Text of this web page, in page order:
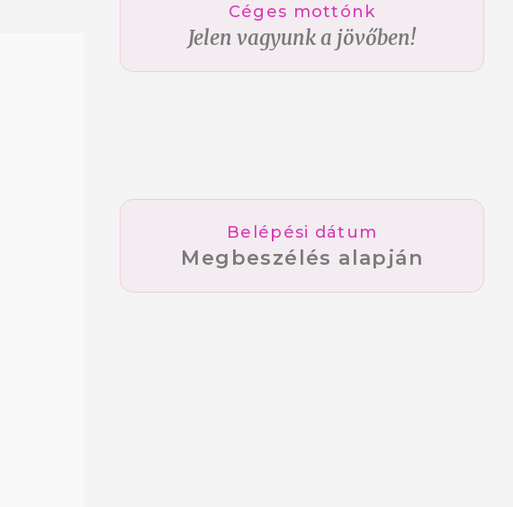
Céges mottónk
Jelen vagyunk a jövőben!
Belépési dátum
Megbeszélés alapján